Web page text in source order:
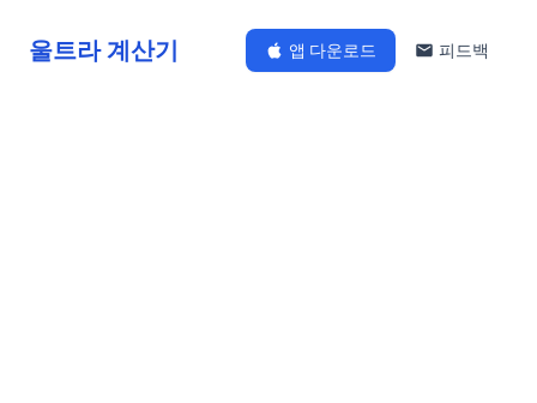
울트라 계산기 앱 다운로드 피드백